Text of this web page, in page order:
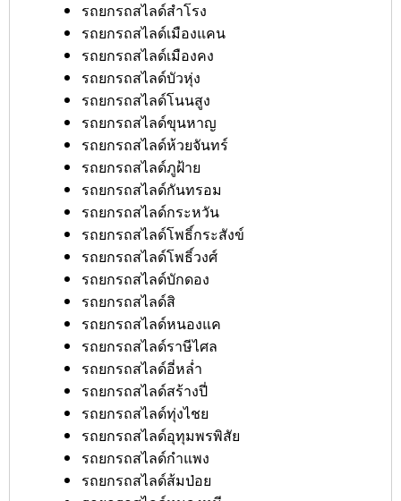
รถยกรถสไลด์สำโรง
รถยกรถสไลด์เมืองแคน
รถยกรถสไลด์เมืองคง
รถยกรถสไลด์บัวหุ่ง
รถยกรถสไลด์โนนสูง
รถยกรถสไลด์ขุนหาญ
รถยกรถสไลด์ห้วยจันทร์
รถยกรถสไลด์ภูฝ้าย
รถยกรถสไลด์กันทรอม
รถยกรถสไลด์กระหวัน
รถยกรถสไลด์โพธิ์กระสังข์
รถยกรถสไลด์โพธิ์วงศ์
รถยกรถสไลด์บักดอง
รถยกรถสไลด์สิ
รถยกรถสไลด์หนองแค
รถยกรถสไลด์ราษีไศล
รถยกรถสไลด์อี่หล่ำ
รถยกรถสไลด์สร้างปี่
รถยกรถสไลด์ทุ่งไชย
รถยกรถสไลด์อุทุมพรพิสัย
รถยกรถสไลด์กำแพง
รถยกรถสไลด์ส้มป่อย